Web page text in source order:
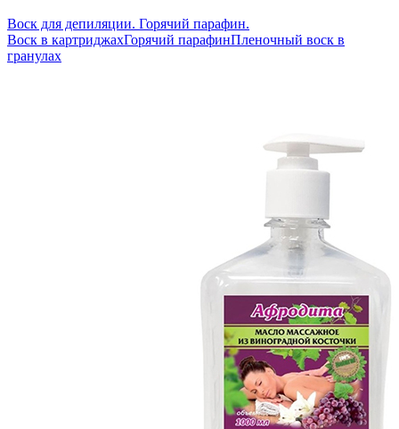
Воск для депиляции. Горячий парафин.
Воск в картриджахГорячий парафинПленочный воск в
гранулах